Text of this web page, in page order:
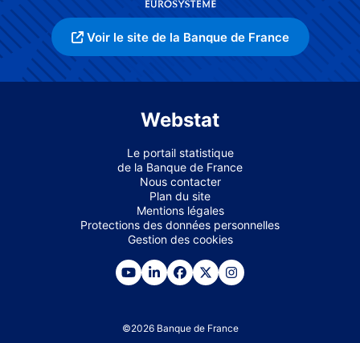
Voir le site de la Banque de France
Webstat
Le portail statistique
de la Banque de France
Nous contacter
Plan du site
Mentions légales
Protections des données personnelles
Gestion des cookies
©2026 Banque de France